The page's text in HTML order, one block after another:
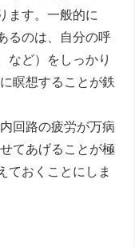
ます。一般的に
るのは、自分の呼
など）をしっかり
瞑想することが鉄
回路の疲労が万病
てあげることが極
ておくことにしま